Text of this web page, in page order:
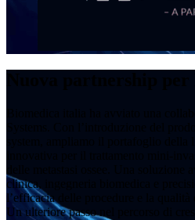
Systems. Con l’introduzione del
system, ampliamo il portafoglio
innovativa per il trattamento mini-
delle metastasi ossee. Una soluzione
clinica, ingegneria biomedica e
l’efficacia delle procedure e la
Un ulteriore passo nel percorso di